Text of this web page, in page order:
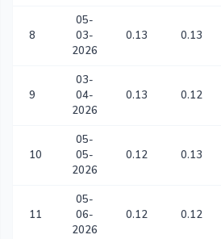
8
05-
03-
2026
0.13 0.13
9
03-
04-
2026
0.13 0.12
10
05-
05-
2026
0.12 0.13
11
05-
06-
2026
0.12 0.12